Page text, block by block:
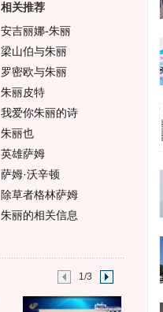
相关推荐
安吉丽娜-朱丽
梁山伯与朱丽
罗密欧与朱丽
朱丽皮特
我爱你朱丽的诗
朱丽也
英雄萨姆
萨姆·沃辛顿
除草者格林萨姆
朱丽的相关信息
1/3